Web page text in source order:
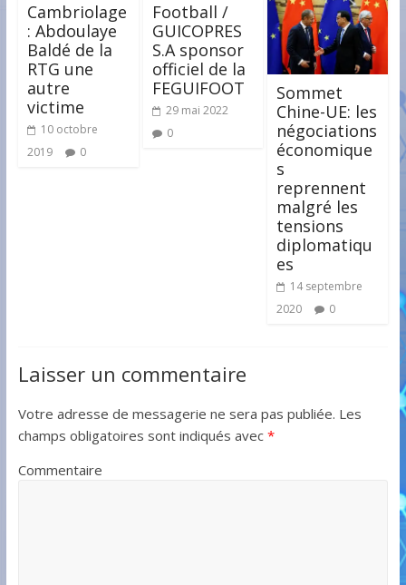
Cambriolage
: Abdoulaye
Baldé de la
RTG une
autre
victime
10 octobre
2019
0
Football /
GUICOPRES
S.A sponsor
officiel de la
FEGUIFOOT
29 mai 2022
0
Sommet
Chine-UE: les
négociations
économique
s
reprennent
malgré les
tensions
diplomatiqu
es
14 septembre
2020
0
Laisser un commentaire
Votre adresse de messagerie ne sera pas publiée. Les
champs obligatoires sont indiqués avec *
Commentaire